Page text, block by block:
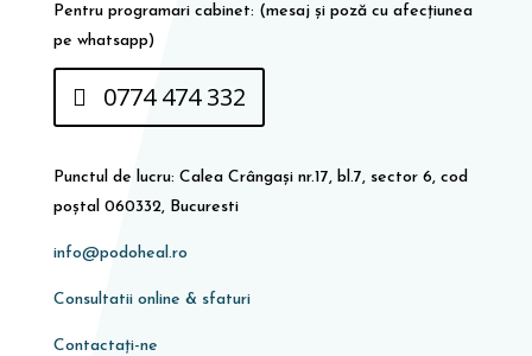
Pentru programari cabinet: (mesaj și poză cu afecțiunea
pe whatsapp)
0774 474 332
Punctul de lucru: Calea Crângași nr.17, bl.7, sector 6, cod
poștal 060332, Bucuresti
info@podoheal.ro
Consultatii online & sfaturi
Contactați-ne